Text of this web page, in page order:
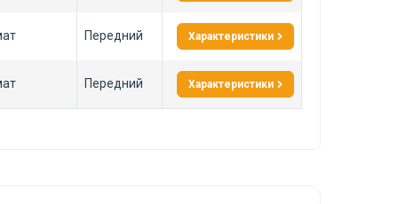
Передний Характеристики
Передний Характеристики